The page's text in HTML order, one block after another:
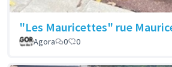
"Les Mauricettes" rue
Agora 0 0